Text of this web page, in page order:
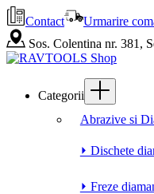
Contact Urmarire
Sos. Colentina nr. 381,
Categorii
Abrazive si
⏵ Dischete
⏵ Freze